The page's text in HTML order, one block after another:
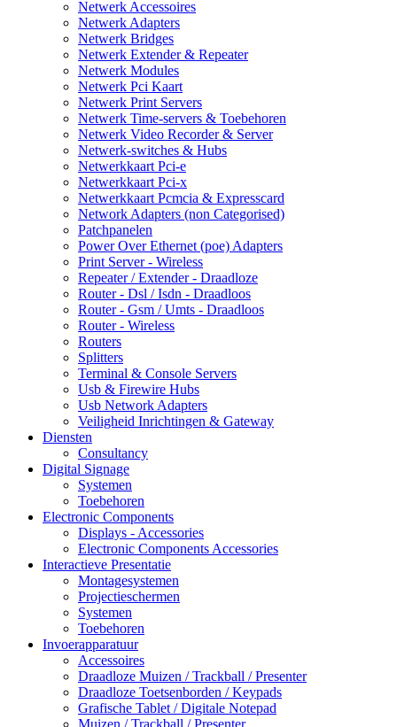
Netwerk Accessoires
Netwerk Adapters
Netwerk Bridges
Netwerk Extender & Repeater
Netwerk Modules
Netwerk Pci Kaart
Netwerk Print Servers
Netwerk Time-servers & Toebehoren
Netwerk Video Recorder & Server
Netwerk-switches & Hubs
Netwerkkaart Pci-e
Netwerkkaart Pci-x
Netwerkkaart Pcmcia & Expresscard
Network Adapters (non Categorised)
Patchpanelen
Power Over Ethernet (poe) Adapters
Print Server - Wireless
Repeater / Extender - Draadloze
Router - Dsl / Isdn - Draadloos
Router - Gsm / Umts - Draadloos
Router - Wireless
Routers
Splitters
Terminal & Console Servers
Usb & Firewire Hubs
Usb Network Adapters
Veiligheid Inrichtingen & Gateway
Diensten
Consultancy
Digital Signage
Systemen
Toebehoren
Electronic Components
Displays - Accessories
Electronic Components Accessories
Interactieve Presentatie
Montagesystemen
Projectieschermen
Systemen
Toebehoren
Invoerapparatuur
Accessoires
Draadloze Muizen / Trackball / Presenter
Draadloze Toetsenborden / Keypads
Grafische Tablet / Digitale Notepad